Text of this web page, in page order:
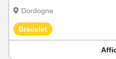
Dordogne
Bracelet